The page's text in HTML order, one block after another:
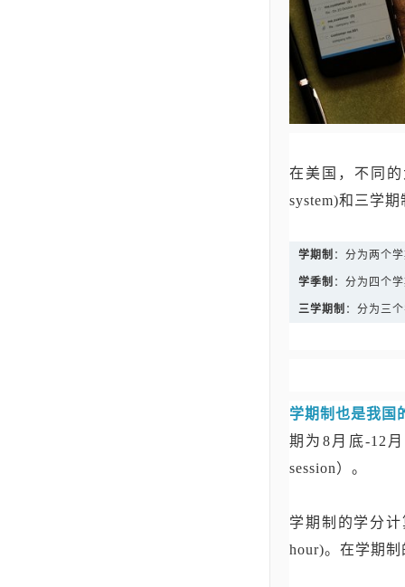
在美国，不同
system)和三学
学期制 ：分为两个
学季制 ：分为四个
三学期制 ：分为三
学期制也是我国
期为8月底-12
session）。
学期制的学分计
hour)。在学期